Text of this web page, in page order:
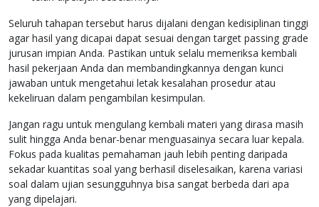
Seluruh tahapan tersebut harus dijalani dengan kedisiplinan tinggi
agar hasil yang dicapai dapat sesuai dengan target passing grade
jurusan impian Anda. Pastikan untuk selalu memeriksa kembali
hasil pekerjaan Anda dan membandingkannya dengan kunci
jawaban untuk mengetahui letak kesalahan prosedur atau
kekeliruan dalam pengambilan kesimpulan.
Jangan ragu untuk mengulang kembali materi yang dirasa masih
sulit hingga Anda benar-benar menguasainya secara luar kepala.
Fokus pada kualitas pemahaman jauh lebih penting daripada
sekadar kuantitas soal yang berhasil diselesaikan, karena variasi
soal dalam ujian sesungguhnya bisa sangat berbeda dari apa
yang dipelajari.